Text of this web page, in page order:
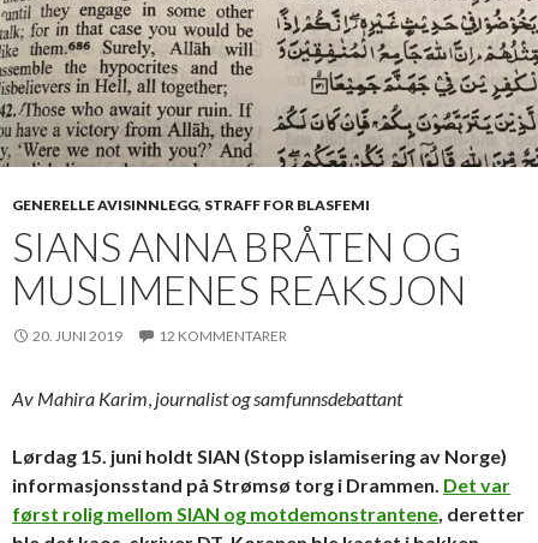
GENERELLE AVISINNLEGG, STRAFF FOR BLASFEMI
SIANS ANNA BRÅTEN OG
MUSLIMENES REAKSJON
20. JUNI 2019 12 KOMMENTARER
Av Mahira Karim, journalist og samfunnsdebattant
Lørdag 15. juni holdt SIAN (Stopp islamisering av Norge)
informasjonsstand på Strømsø torg i Drammen. Det var
først rolig mellom SIAN og motdemonstrantene, deretter